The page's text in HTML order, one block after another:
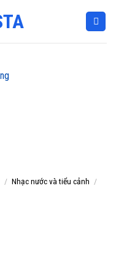
/ Nhạc nước và tiểu cảnh /